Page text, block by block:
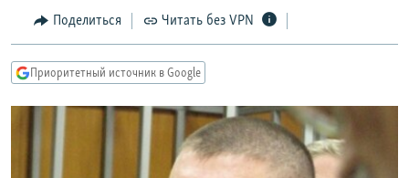
Вернутся
КУЛЬТУРА
КАВКАЗ.РЕАЛИИ
СЕВЕР.РЕАЛИИ
СИБИРЬ.РЕАЛИИ
Поделиться Читать без VPN
Приоритетный источник в Google